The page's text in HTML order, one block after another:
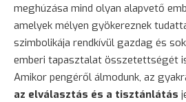
meghúzása mind olyan alapvető
amelyek mélyen gyökereznek
szimbolikája rendkívül gazdag és
emberi tapasztalat összetettségét
Amikor pengéről álmodunk, az
az elválasztás és a tisztánlátás